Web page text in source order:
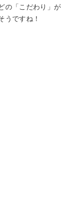
の「こだわり」が
うですね！